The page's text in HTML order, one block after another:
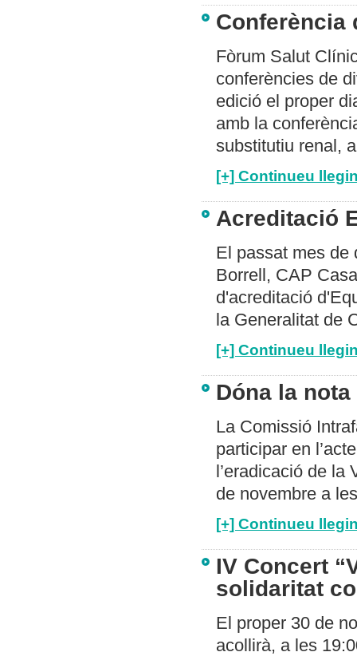
Conferència
Fòrum Salut
conferències de
edició el proper
amb la
substitutiu renal,
[+] Continueu
Acreditació
El passat mes de
Borrell, CAP
d'acreditació
la Generalitat de
[+] Continueu
Dóna la
La Comissió
participar en
l’eradicació de la
de novembre a
[+] Continueu
IV Concert
solidaritat
El proper 30 de
acollirà, a les